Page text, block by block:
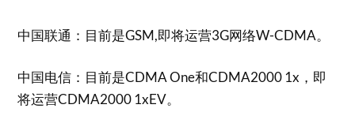
中国联通：目前是GSM,即将运营3G网络W-CDMA。
中国电信：目前是CDMA One和CDMA2000 1x，即
将运营CDMA2000 1xEV。